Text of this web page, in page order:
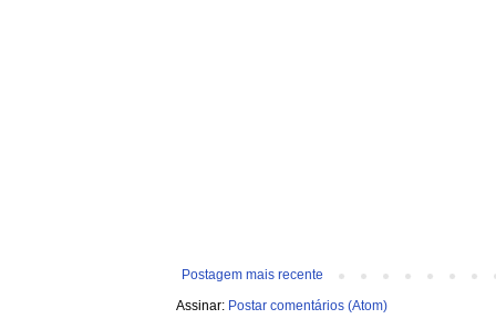
Postagem mais recente
Assinar: Postar comentários (Atom)